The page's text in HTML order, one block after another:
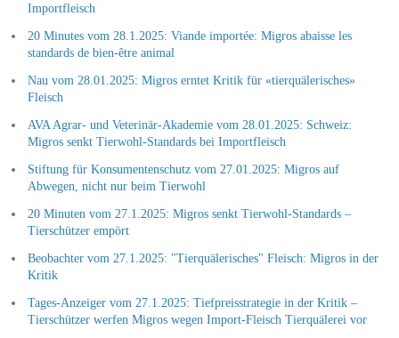
Importfleisch
20 Minutes vom 28.1.2025: Viande importée: Migros abaisse les
standards de bien-être animal
Nau vom 28.01.2025: Migros erntet Kritik für «tierquälerisches»
Fleisch
AVA Agrar- und Veterinär-Akademie vom 28.01.2025: Schweiz:
Migros senkt Tierwohl-Standards bei Importfleisch
Stiftung für Konsumentenschutz vom 27.01.2025: Migros auf
Abwegen, nicht nur beim Tierwohl
20 Minuten vom 27.1.2025: Migros senkt Tierwohl-Standards –
Tierschützer empört
Beobachter vom 27.1.2025: "Tierquälerisches" Fleisch: Migros in der
Kritik
Tages-Anzeiger vom 27.1.2025: Tiefpreisstrategie in der Kritik –
Tierschützer werfen Migros wegen Import-Fleisch Tierquälerei vor